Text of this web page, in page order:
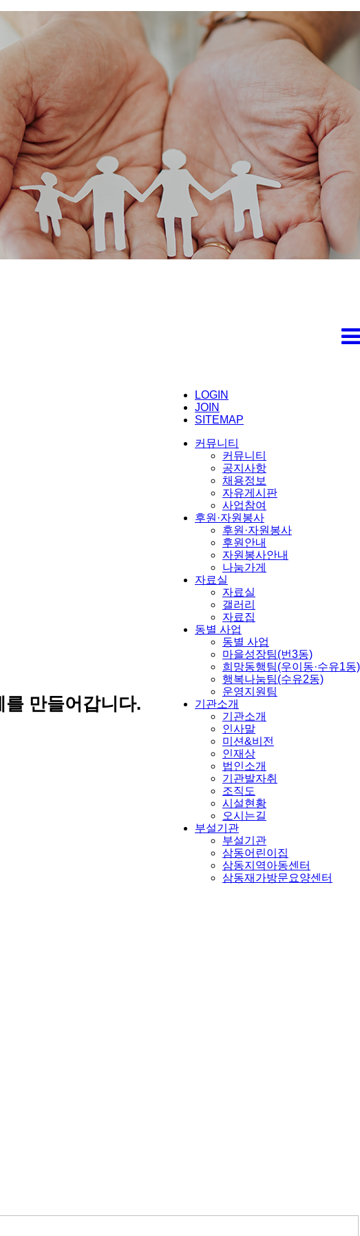
LOGIN
JOIN
SITEMAP
커뮤니티
커뮤니티
공지사항
채용정보
자유게시판
사업참여
후원·자원봉사
후원·자원봉사
후원안내
자원봉사안내
나눔가게
자료실
자료실
갤러리
자료집
동별 사업
동별 사업
마을성장팀(번3동)
희망동행팀(우이동·수유1동)
행복나눔팀(수유2동)
운영지원팀
기관소개
기관소개
인사말
미션&비전
인재상
법인소개
기관발자취
조직도
시설현황
오시는길
부설기관
부설기관
삼동어린이집
삼동지역아동센터
삼동재가방문요양센터
만들어갑니다.